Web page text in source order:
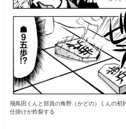
飛鳥田くんと部員の角野（かどの）くんの
仕掛けが炸裂する